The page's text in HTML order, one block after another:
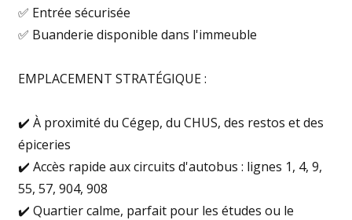
✅ Entrée sécurisée
✅ Buanderie disponible dans l'immeuble
EMPLACEMENT STRATÉGIQUE :
✔️ À proximité du Cégep, du CHUS, des restos et des
épiceries
✔️ Accès rapide aux circuits d'autobus : lignes 1, 4, 9,
55, 57, 904, 908
✔️ Quartier calme, parfait pour les études ou le